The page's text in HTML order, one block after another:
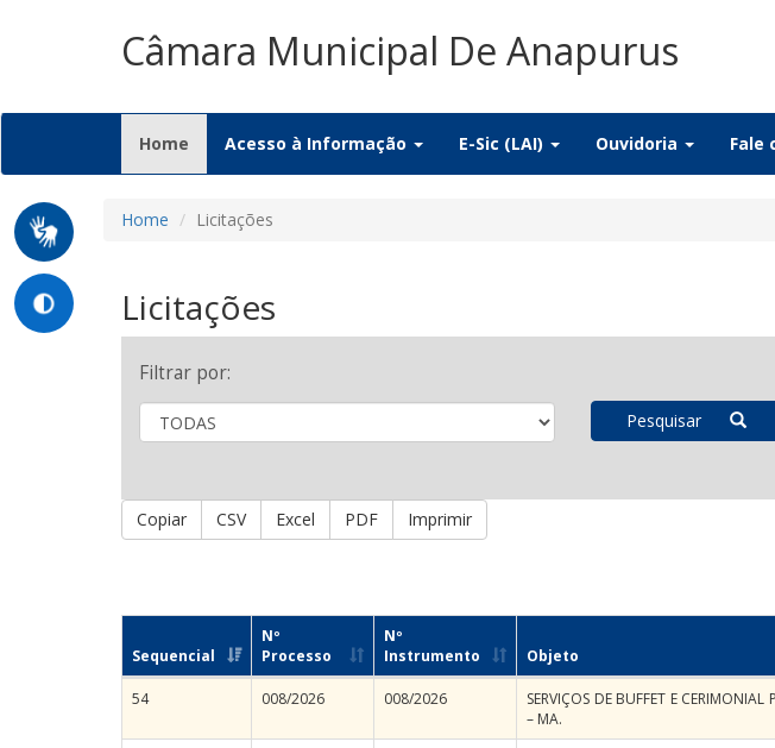
Câmara Municipal De Anapurus
Home (current)
Acesso à Informação E-Sic (LAI) Ouvidoria Fale
Home Licitações
Licitações
Filtrar por:
Pesquisar
Copiar CSV Excel PDF Imprimir
Sequencial
Nº
Processo
Nº
Instrumento
Objeto
54 008/2026 008/2026
SERVIÇOS DE BUFFET E
– MA.